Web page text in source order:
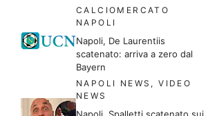
CALCIOMERCATO
NAPOLI
Napoli, De Laurentiis
scatenato: arriva a zero dal
Bayern
NAPOLI NEWS ,VIDEO
NEWS